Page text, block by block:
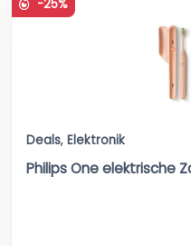
-25%
Deals, Elektronik
Philips One elektrische